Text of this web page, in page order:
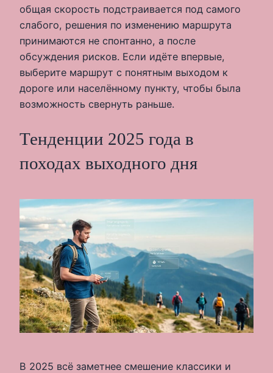
общая скорость подстраивается под самого
слабого, решения по изменению маршрута
принимаются не спонтанно, а после
обсуждения рисков. Если идёте впервые,
выберите маршрут с понятным выходом к
дороге или населённому пункту, чтобы была
возможность свернуть раньше.
Тенденции 2025 года в
походах выходного дня
В 2025 всё заметнее смешение классики и